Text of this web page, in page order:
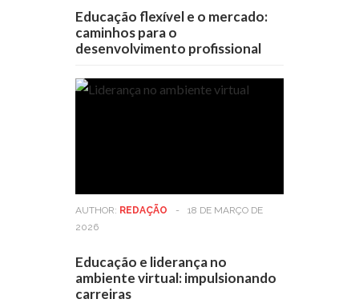
Educação flexível e o mercado:
caminhos para o
desenvolvimento profissional
AUTHOR: REDAÇÃO -
18 DE MARÇO DE
2026
Educação e liderança no
ambiente virtual: impulsionando
carreiras